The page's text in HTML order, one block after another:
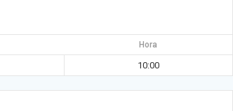
Hora
10:00